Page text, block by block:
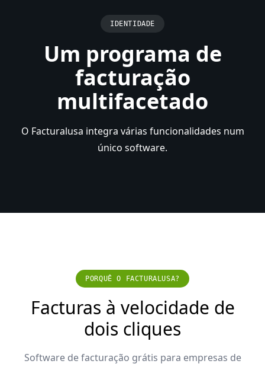
IDENTIDADE
Um programa de
facturação
multifacetado
O Facturalusa integra várias funcionalidades num
único software.
PORQUÊ O FACTURALUSA?
Facturas à velocidade de
dois cliques
Software de facturação grátis para empresas de